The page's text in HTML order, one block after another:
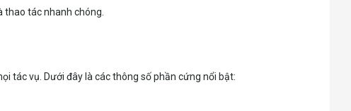
thao tác nhanh chóng.
tác vụ. Dưới đây là các thông số phần cứng nổi bật: